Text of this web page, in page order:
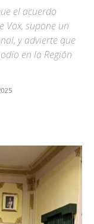
el acuerdo
Vox, supone un
y advierte que
en la Región